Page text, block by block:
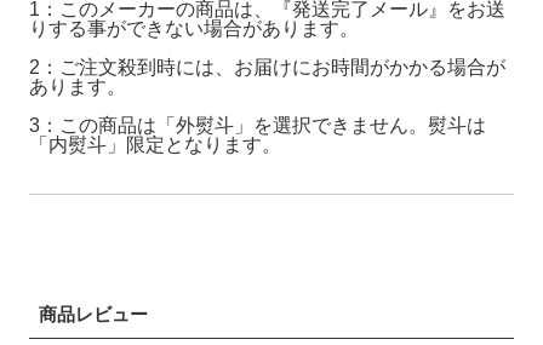
1：このメーカーの商品は、『発送完了メール』をお送
りする事ができない場合があります。
2：ご注文殺到時には、お届けにお時間がかかる場合が
あります。
3：この商品は「外熨斗」を選択できません。熨斗は
「内熨斗」限定となります。
商品レビュー